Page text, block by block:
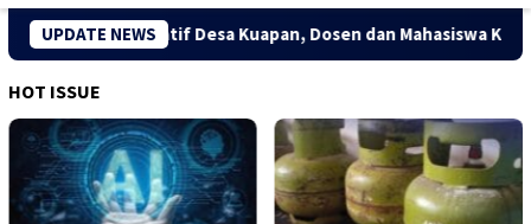
UPDATE NEWS
Ekonomi Kreatif Desa Kuapan, Dosen dan Mahasiswa
HOT ISSUE